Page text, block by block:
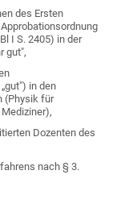
des Ersten
I S. 2405) in der
gut",
in den
(Physik für
Dozenten des
nach § 3.